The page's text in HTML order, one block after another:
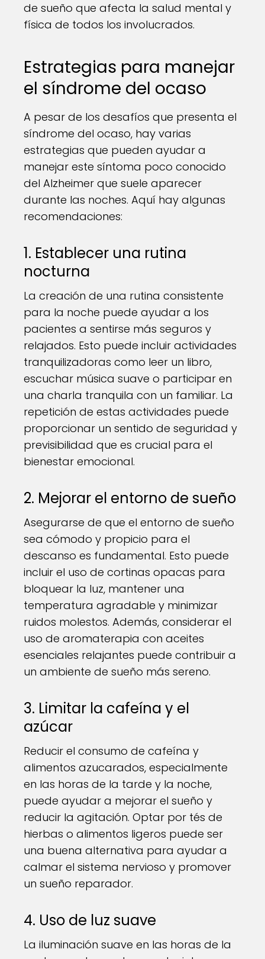
de sueño que afecta la salud mental y
física de todos los involucrados.
Estrategias para manejar
el síndrome del ocaso
A pesar de los desafíos que presenta el
síndrome del ocaso, hay varias
estrategias que pueden ayudar a
manejar este síntoma poco conocido
del Alzheimer que suele aparecer
durante las noches. Aquí hay algunas
recomendaciones:
1. Establecer una rutina
nocturna
La creación de una rutina consistente
para la noche puede ayudar a los
pacientes a sentirse más seguros y
relajados. Esto puede incluir actividades
tranquilizadoras como leer un libro,
escuchar música suave o participar en
una charla tranquila con un familiar. La
repetición de estas actividades puede
proporcionar un sentido de seguridad y
previsibilidad que es crucial para el
bienestar emocional.
2. Mejorar el entorno de sueño
Asegurarse de que el entorno de sueño
sea cómodo y propicio para el
descanso es fundamental. Esto puede
incluir el uso de cortinas opacas para
bloquear la luz, mantener una
temperatura agradable y minimizar
ruidos molestos. Además, considerar el
uso de aromaterapia con aceites
esenciales relajantes puede contribuir a
un ambiente de sueño más sereno.
3. Limitar la cafeína y el
azúcar
Reducir el consumo de cafeína y
alimentos azucarados, especialmente
en las horas de la tarde y la noche,
puede ayudar a mejorar el sueño y
reducir la agitación. Optar por tés de
hierbas o alimentos ligeros puede ser
una buena alternativa para ayudar a
calmar el sistema nervioso y promover
un sueño reparador.
4. Uso de luz suave
La iluminación suave en las horas de la